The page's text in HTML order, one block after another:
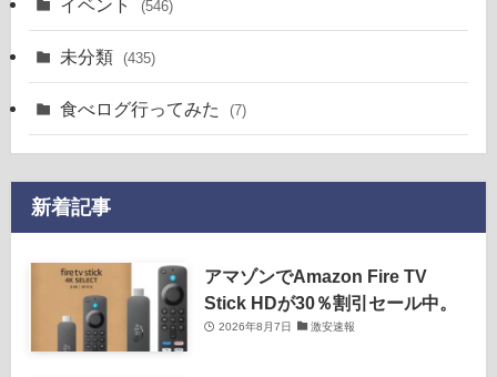
イベント (546)
未分類 (435)
食べログ行ってみた (7)
新着記事
アマゾンでAmazon Fire TV
Stick HDが30％割引セール中。
2026年8月7日 激安速報